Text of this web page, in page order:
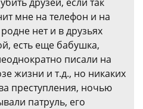
мне на телефон и на
нет и в друзьях
есть еще бабушка,
писали на
жизни и т.д., но никаких
преступления, ночью
патруль, его